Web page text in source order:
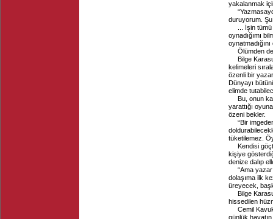
yakalanmak
duruyorum. Şu
... İşin
oynadığımı
Ölümden
Bilge
kelimeleri
özenli bir
Dünyayı
elimde
Bu, onun
yarattığı
özeni bekler.
“Bir
tüketilemez.
Kendisi
kişiye
denize dalıp
“Ama
dolaşıma ilk
üreyecek,
Bilge
hissedilen
Cemil
günlük